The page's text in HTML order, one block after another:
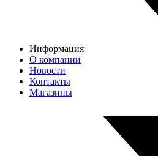
Информация
О компании
Новости
Контакты
Магазины